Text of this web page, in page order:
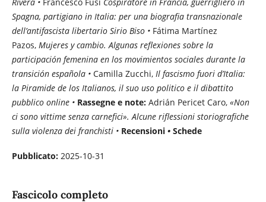
Spagna, partigiano in Italia: per una biografia transnazionale
dell’antifascista libertario Sirio Biso • Fátima Martínez
Pazos, Mujeres y cambio. Algunas reflexiones sobre la
participación femenina en los movimientos sociales durante la
transición española •Camilla Zucchi, Il fascismo fuori d’Italia:
la Piramide de los Italianos, il suo uso politico e il dibattito
pubblico online • Rassegne e note:Adrián Pericet Caro, «Non
ci sono vittime senza carnefici». Alcune riflessioni storiografiche
sulla violenza dei franchisti • Recensioni •Schede
Pubblicato: 2025-10-31
Fascicolo completo